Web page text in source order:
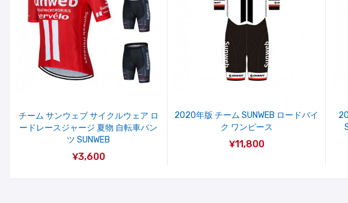
チーム サンウェブ サイクルウェア ロ
ードレースジャージ 夏物 自転車パン
ツ SUNWEB
¥3,600
2020年版 チーム SUNWEB ロードバイ
ク ワンピース
¥11,800